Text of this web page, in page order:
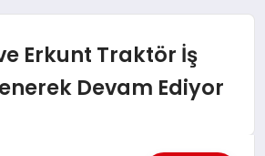
Erkunt Traktör İş
Devam Ediyor